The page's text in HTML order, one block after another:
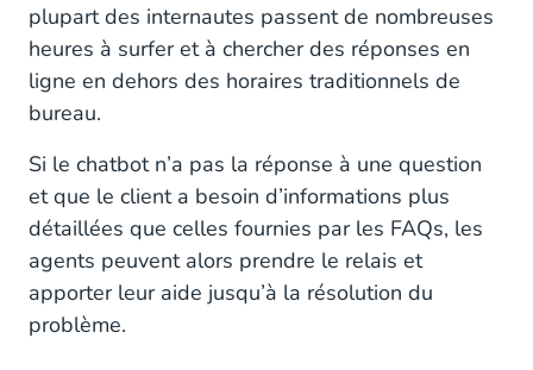
plupart des internautes passent de nombreuses
heures à surfer et à chercher des réponses en
ligne en dehors des horaires traditionnels de
bureau.
Si le chatbot n’a pas la réponse à une question
et que le client a besoin d’informations plus
détaillées que celles fournies par les FAQs, les
agents peuvent alors prendre le relais et
apporter leur aide jusqu’à la résolution du
problème.